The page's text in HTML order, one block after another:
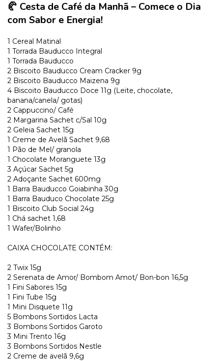
🥐 Cesta de Café da Manhã – Comece o Dia
com Sabor e Energia!
1 Cereal Matinal
1 Torrada Bauducco Integral
1 Torrada Bauducco
2 Biscoito Bauducco Cream Cracker 9g
2 Biscoito Bauducco Maizena 9g
4 Biscoito Bauducco Doce 11g (Leite, chocolate,
banana/canela/ gotas)
2 Cappuccino/ Café
2 Margarina Sachet c/Sal 10g
2 Geleia Sachet 15g
1 Creme de Avelã Sachet 9,68
1 Pão de Mel/ granola
1 Chocolate Moranguete 13g
3 Açúcar Sachet 5g
2 Adoçante Sachet 600mg
1 Barra Bauducco Goiabinha 30g
1 Barra Bauduco Chocolate 25g
1 Biscoito Club Social 24g
1 Chá sachet 1,68
1 Wafer/Bolinho
CAIXA CHOCOLATE CONTÉM:
2 Twix 15g
2 Serenata de Amor/ Bombom Amot/ Bon-bon 16,5g
1 Fini Sabores 15g
1 Fini Tube 15g
1 Mini Disquete 11g
5 Bombons Sortidos Lacta
3 Bombons Sortidos Garoto
3 Mini Trento 16g
3 Bombons Sortidos Nestle
2 Creme de avelã 9,6g